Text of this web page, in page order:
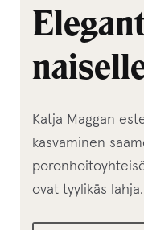
Katja Maggan
kasvaminen
ovat tyylikäs lahja.